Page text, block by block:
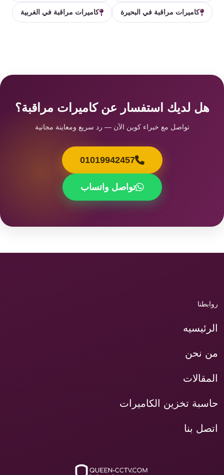
كاميرات مراقبة في البحيرة كاميرات مراقبة في الغربية
هل لديك استفسار عن كاميرات مراقبة؟
تواصل مع خبراء كوين الآن — رد سريع ومعاينة مجانية
01019942457
تواصل واتساب
روابطنا
الرئيسيه
من نحن
المقالات
حاسبة تخزين الكاميرات
اتصل بنا